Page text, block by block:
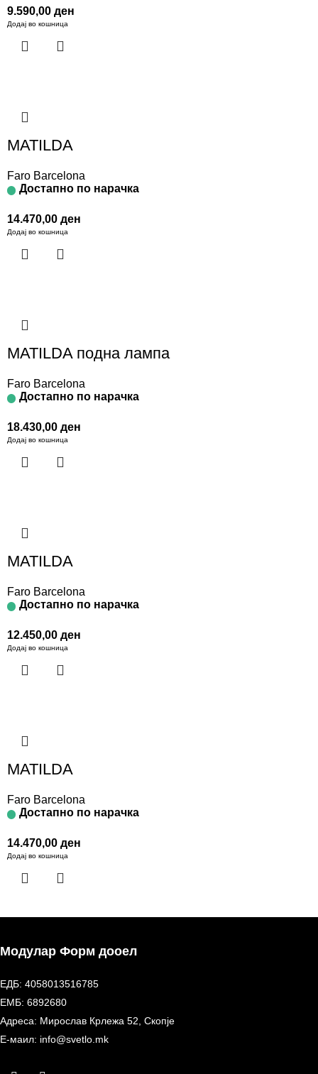
9.590,00 ден
Додај во кошница
MATILDA
Faro Barcelona
Достапно по нарачка
14.470,00 ден
Додај во кошница
MATILDA подна лампа
Faro Barcelona
Достапно по нарачка
18.430,00 ден
Додај во кошница
MATILDA
Faro Barcelona
Достапно по нарачка
12.450,00 ден
Додај во кошница
MATILDA
Faro Barcelona
Достапно по нарачка
14.470,00 ден
Додај во кошница
Модулар Форм дооел
ЕДБ: 4058013516785
ЕМБ: 6892680
Адреса: Мирослав Крлежа 52, Скопје
Е-маил: info@svetlo.mk